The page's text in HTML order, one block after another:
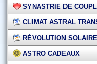
SYNASTRIE DE
CLIMAT ASTRAL
RÉVOLUTION SOLAIRE
ASTRO CADEAUX